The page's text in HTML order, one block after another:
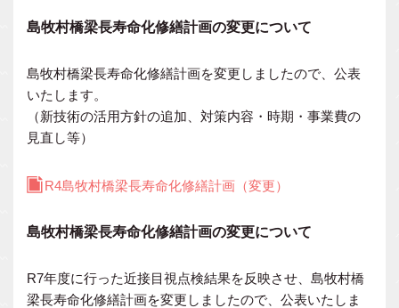
島牧村橋梁長寿命化修繕計画の変更について
島牧村橋梁長寿命化修繕計画を変更しましたので、公表
いたします。
（新技術の活用方針の追加、対策内容・時期・事業費の
見直し等）
R4島牧村橋梁長寿命化修繕計画（変更）
島牧村橋梁長寿命化修繕計画の変更について
R7年度に行った近接目視点検結果を反映させ、島牧村橋
梁長寿命化修繕計画を変更しましたので、公表いたしま